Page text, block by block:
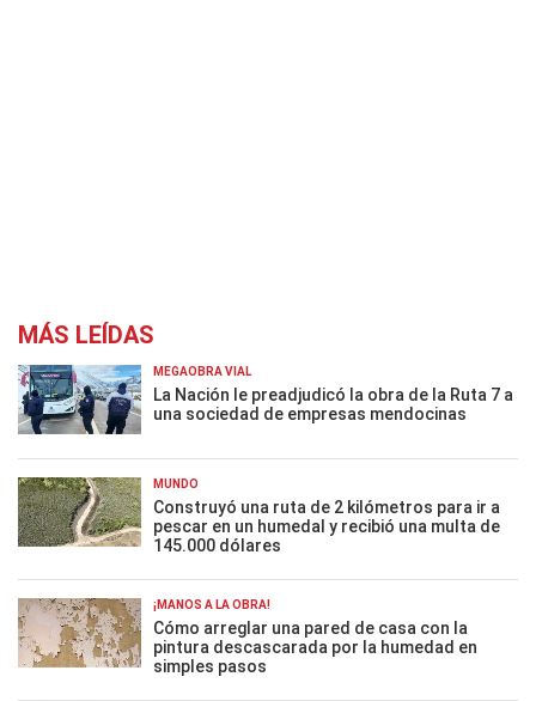
MÁS LEÍDAS
MEGAOBRA VIAL
La Nación le preadjudicó la obra de la Ruta 7 a
una sociedad de empresas mendocinas
MUNDO
Construyó una ruta de 2 kilómetros para ir a
pescar en un humedal y recibió una multa de
145.000 dólares
¡MANOS A LA OBRA!
Cómo arreglar una pared de casa con la
pintura descascarada por la humedad en
simples pasos